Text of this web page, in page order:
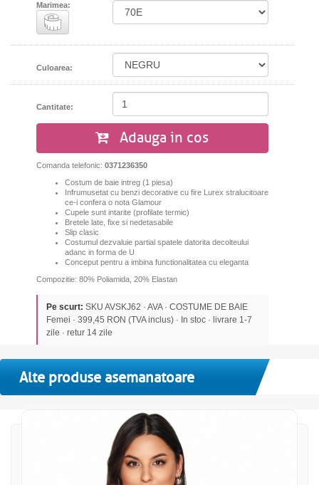
Marimea:
Culoarea:
Cantitate:
Adauga in cos
Comanda telefonic: 0371236350
Costum de baie intreg (1 piesa)
Infrumusetat cu benzi decorative cu fire Lurex stralucitoare
ce-i confera o nota Glamour
Cupele sunt intarite (profilate termic)
Bretele late, fixe si nedetasabile
Slip clasic
Costumul dezvaluie partial spatele datorita decolteului
adanc in forma de U
Conceput pentru a imbina functionalitatea cu eleganta
Compozitie: 80% Poliamida, 20% Elastan
Pe scurt: SKU AVSKJ62 · AVA · COSTUME DE BAIE
Femei · 399,45 RON (TVA inclus) · In stoc · livrare 1-7
zile · retur 14 zile
Alte produse asemanatoare